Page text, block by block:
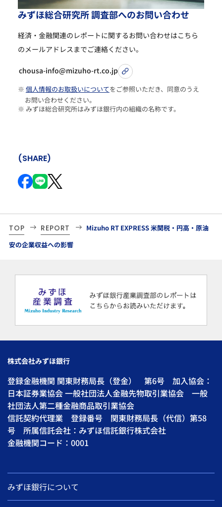
みずほ総合研究所調査部へのお問い合わせ
経済・金融関連のレポートに関するお問い合わせはこちら
のメールアドレスまでご連絡ください。
chousa-info@mizuho-rt.co.jp
※ 個人情報のお取扱いについてをご参照いただき、同意のうえ
お問い合わせください。
※ みずほ総合研究所はみずほ銀行内の組織の名称です。
(SHARE)
TOP REPORT
Mizuho RT EXPRESS 米関税・円高・原油
安の企業収益への影響
株式会社みずほ銀行
登録金融機関 関東財務局長（登金） 第6号 加入協会：
日本証券業協会 一般社団法人金融先物取引業協会 一般
社団法人第二種金融商品取引業協会
信託契約代理業 登録番号 関東財務局長（代信）第58
号 所属信託会社：みずほ信託銀行株式会社
金融機関コード：0001
みずほ銀行について